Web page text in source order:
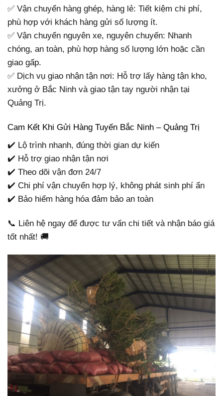
✅ Vận chuyển hàng ghép, hàng lẻ: Tiết kiệm chi phí,
phù hợp với khách hàng gửi số lượng ít.
✅ Vận chuyển nguyên xe, nguyên chuyến: Nhanh
chóng, an toàn, phù hợp hàng số lượng lớn hoặc cần
giao gấp.
✅ Dịch vụ giao nhận tận nơi: Hỗ trợ lấy hàng tận kho,
xưởng ở Bắc Ninh và giao tận tay người nhận tại
Quảng Trị.
Cam Kết Khi Gửi Hàng Tuyến Bắc Ninh – Quảng Trị
✔️ Lộ trình nhanh, đúng thời gian dự kiến
✔️ Hỗ trợ giao nhận tận nơi
✔️ Theo dõi vận đơn 24/7
✔️ Chi phí vận chuyển hợp lý, không phát sinh phí ẩn
✔️ Bảo hiểm hàng hóa đảm bảo an toàn
📞 Liên hệ ngay để được tư vấn chi tiết và nhận báo giá
tốt nhất! 🚚